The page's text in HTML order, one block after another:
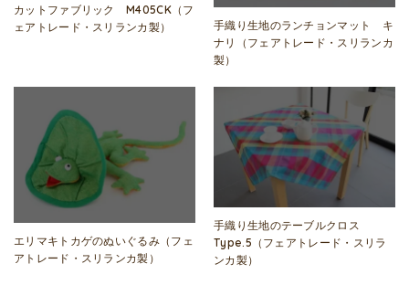
カットファブリック M405CK（フ
ェアトレード・スリランカ製）
手織り生地のランチョンマット キ
ナリ（フェアトレード・スリランカ
製）
エリマキトカゲのぬいぐるみ（フェ
アトレード・スリランカ製）
手織り生地のテーブルクロス
Type.5（フェアトレード・スリラ
ンカ製）